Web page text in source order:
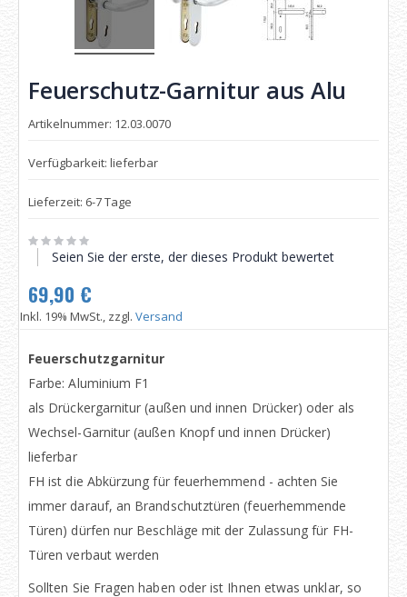
Feuerschutz-Garnitur aus Alu
Artikelnummer: 12.03.0070
Verfügbarkeit: lieferbar
Lieferzeit: 6-7 Tage
Seien Sie der erste, der dieses Produkt bewertet
69,90 €
Inkl. 19% MwSt., zzgl. Versand
Feuerschutzgarnitur
Farbe: Aluminium F1
als Drückergarnitur (außen und innen Drücker) oder als
Wechsel-Garnitur (außen Knopf und innen Drücker)
lieferbar
FH ist die Abkürzung für feuerhemmend - achten Sie
immer darauf, an Brandschutztüren (feuerhemmende
Türen) dürfen nur Beschläge mit der Zulassung für FH-
Türen verbaut werden
Sollten Sie Fragen haben oder ist Ihnen etwas unklar, so